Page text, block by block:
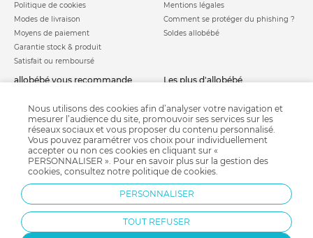
Politique de cookies
Modes de livraison
Moyens de paiement
Garantie stock & produit
Satisfait ou remboursé
Mentions légales
Comment se protéger du phishing ?
Soldes allobébé
allobébé vous recommande
Nos labels
Nos licences
Besoin d'aide ?
FAQ
les plus d'allobébé
Infos conseils
Jeux concours
Valise de maternité
Parrainage
Paiement sécurisé
Charte qualité
Nous utilisons des cookies afin d’analyser votre navigation et
mesurer l’audience du site, promouvoir ses services sur les
réseaux sociaux et vous proposer du contenu personnalisé.
Vous pouvez paramétrer vos choix pour individuellement
accepter ou non ces cookies en cliquant sur «
PERSONNALISER ». Pour en savoir plus sur la gestion des
cookies, consultez notre politique de cookies.
PERSONNALISER
TOUT REFUSER